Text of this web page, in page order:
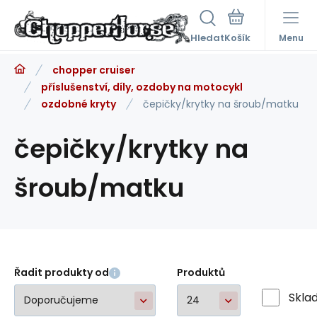
Hledat Menu
chopper cruiser
příslušenství, díly, ozdoby na motocykl
ozdobné kryty
čepičky/krytky na šroub/matku
čepičky/krytky na
šroub/matku
Řadit produkty od Produktů